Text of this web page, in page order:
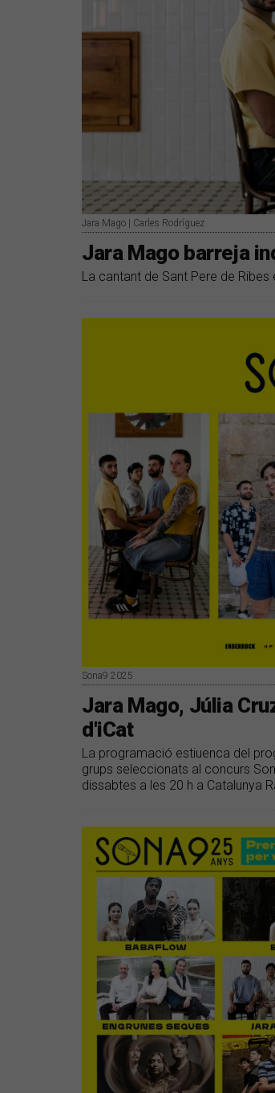
Jara Mago | Carles Rodríguez
Jara Mago barreja
La cantant de Sant Pere de
Sona9 2025
Jara Mago, Júlia
d'iCat
La programació estiuenca del
grups seleccionats al concurs
dissabtes a les 20 h a Catalunya